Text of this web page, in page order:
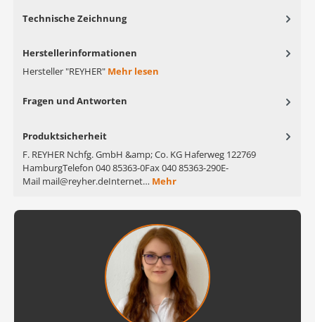
Technische Zeichnung
Herstellerinformationen
Hersteller "REYHER" Mehr lesen
Fragen und Antworten
Produktsicherheit
F. REYHER Nchfg. GmbH &amp; Co. KG Haferweg 122769
HamburgTelefon 040 85363-0Fax 040 85363-290E-
Mail mail@reyher.deInternet… Mehr